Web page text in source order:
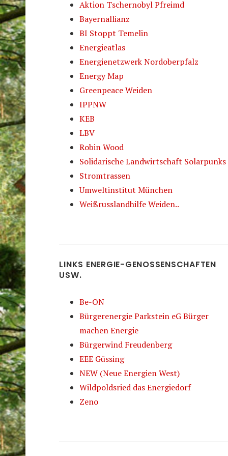
Aktion Tschernobyl Pfreimd
Bayernallianz
BI Stoppt Temelin
Energieatlas
Energienetzwerk Nordoberpfalz
Energy Map
Greenpeace Weiden
IPPNW
KEB
LBV
Robin Wood
Solidarische Landwirtschaft Solarpunks
Stromtrassen
Umweltinstitut München
Weißrusslandhilfe Weiden..
LINKS ENERGIE-GENOSSENSCHAFTEN
USW.
Be-ON
Bürgerenergie Parkstein eG Bürger
machen Energie
Bürgerwind Freudenberg
EEE Güssing
NEW (Neue Energien West)
Wildpoldsried das Energiedorf
Zeno